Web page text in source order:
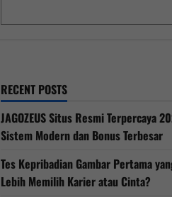
RECENT POSTS
JAGOZEUS Situs Resmi Terpercaya
Sistem Modern dan Bonus Terbesar
Tes Kepribadian Gambar Pertama
Lebih Memilih Karier atau Cinta?